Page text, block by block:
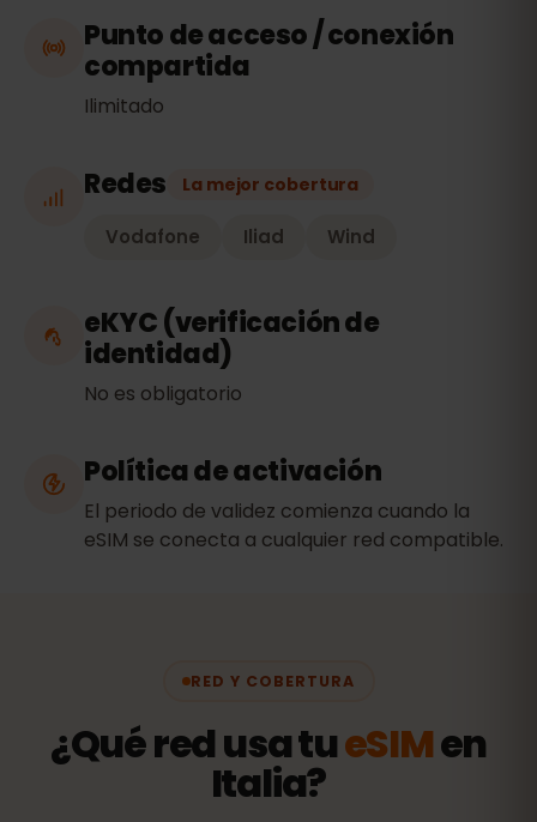
Punto de acceso / conexión
compartida
Ilimitado
Redes La mejor cobertura
Vodafone Iliad Wind
eKYC (verificación de
identidad)
No es obligatorio
Política de activación
El periodo de validez comienza cuando la
eSIM se conecta a cualquier red compatible.
RED Y COBERTURA
¿Qué red usa tueSIMen
Italia?